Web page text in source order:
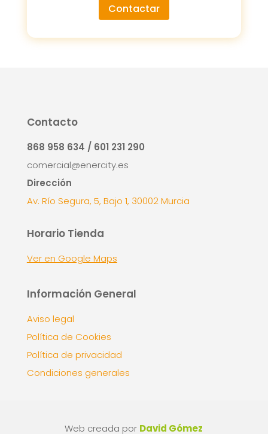
Contactar
Contacto
868 958 634 / 601 231 290
comercial@enercity.es
Dirección
Av. Río Segura, 5, Bajo 1, 30002 Murcia
Horario Tienda
Ver en Google Maps
Información General
Aviso legal
Política de Cookies
Política de privacidad
Condiciones generales
Web creada por David Gómez